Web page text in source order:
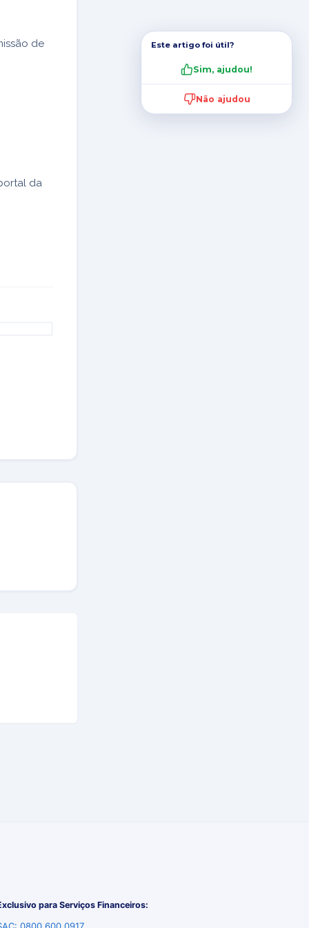
de
da
Este artigo foi útil?
Sim, ajudou!
Não ajudou
para Serviços Financeiros: